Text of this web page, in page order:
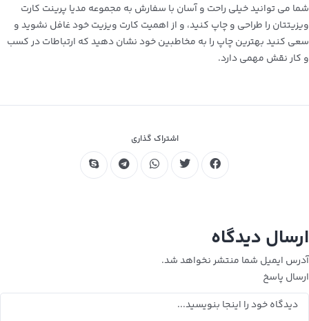
شما می توانید خیلی راحت و آسان با سفارش به مجموعه مدیا پرینت کارت
ویزیتتان را طراحی و چاپ ‌کنید، و از اهمیت کارت ویزیت خود غافل نشوید و
سعی کنید بهترین چاپ را به مخاطبین خود نشان دهید که ارتباطات در کسب‌
و‌ کار نقش مهمی دارد.
اشتراک گذاری
ارسال دیدگاه
آدرس ایمیل شما منتشر نخواهد شد.
ارسال پاسخ